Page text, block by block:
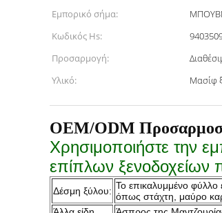
Εμπορικό σήμα:
Κωδικός Hs:
Προσαρμογή:
Υλικό:
Μασίφ
OEM/ODM
Χρησιμοποιήστε την
επίπλων ξενοδοχείων
Δέσμη ξύλου: Το επικαλυμμένο φύλλο
όπως στάχτη, μαύρο